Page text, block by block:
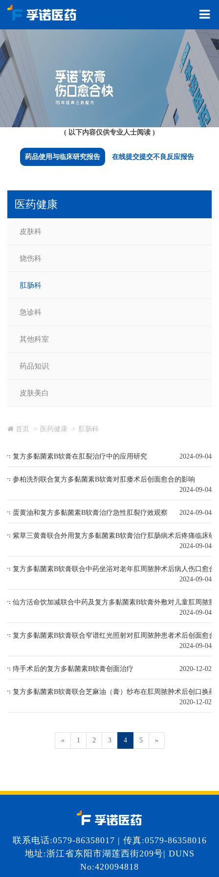
( 以下内容仅供专业人士阅读 )
药品使用与临床研究报告 在线提交提交不良反应报告
医药健康
皮肤科
烧伤科
肛肠科
急诊科
其他科室
药品知识
皮肤美白
首页 医药健康 肛肠科
复方多黏菌素B软膏在肛裂治疗中的应用研究 2024-09-04
参柏洗剂联合复方多黏菌素B软膏对肛瘘术后创面愈合的影响
2024-09-04
蛋黄油和复方多黏菌素B软膏治疗急性肛裂疗效观察 2024-09-04
紫草三黄膏联合外用复方多黏菌素B软膏治疗肛肠病术后疼痛临床研
2024-09-04
复方多黏菌素B软膏联合中药坐浴对老年肛周脓肿术后病人伤口愈
2024-09-04
仙方活命饮加减联合中药及复方多黏菌素B软膏外敷对儿童肛周脓肿
2024-09-04
复方多黏菌素B软膏联合窄谱红光照射对肛周脓肿患者术后创面愈合
2024-09-04
痔手术后的复方多黏菌素B软膏创面治疗 2020-12-02
复方多黏菌素B软膏联合芝麻油（膏）纱布在肛周脓肿术后创口换药
2020-12-02
« 1 2 3 4 5 »
联系电话:0579-86358017 | 传真:0579-86358016
地址:浙江省东阳市湖莲西街209号| DUNS
No:420094818